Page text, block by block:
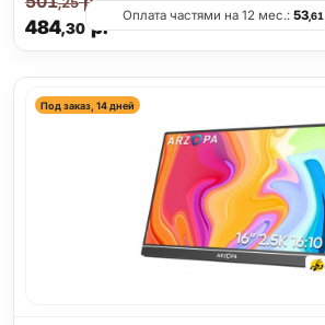
484,30р.
Оплата частями на 12 мес.:53,61
Под заказ, 14 дней